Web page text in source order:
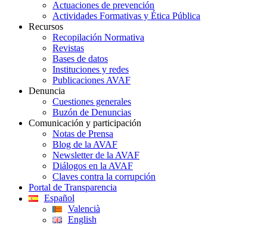
Actuaciones de prevención
Actividades Formativas y Ética Pública
Recursos
Recopilación Normativa
Revistas
Bases de datos
Instituciones y redes
Publicaciones AVAF
Denuncia
Cuestiones generales
Buzón de Denuncias
Comunicación y participación
Notas de Prensa
Blog de la AVAF
Newsletter de la AVAF
Diálogos en la AVAF
Claves contra la corrupción
Portal de Transparencia
Español
Valencià
English